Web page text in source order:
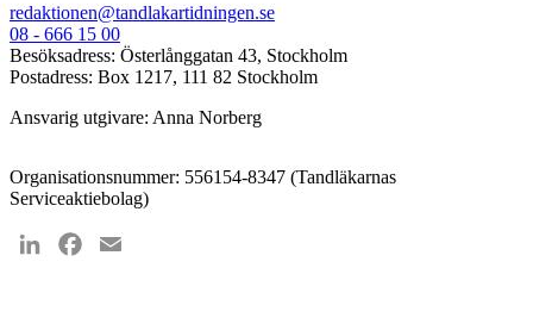
redaktionen@tandlakartidningen.se
08 - 666 15 00
Besöksadress: Österlånggatan 43, Stockholm
Postadress: Box 1217, 111 82 Stockholm
Ansvarig utgivare: Anna Norberg
Organisationsnummer: 556154-8347 (Tandläkarnas
Serviceaktiebolag)
LinkedInFacebook